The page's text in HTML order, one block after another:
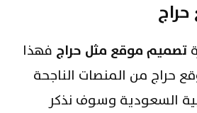
تصميم موقع مثل حراج فهذا
حراج من المنصات الناجحة
السعودية وسوف نذكر